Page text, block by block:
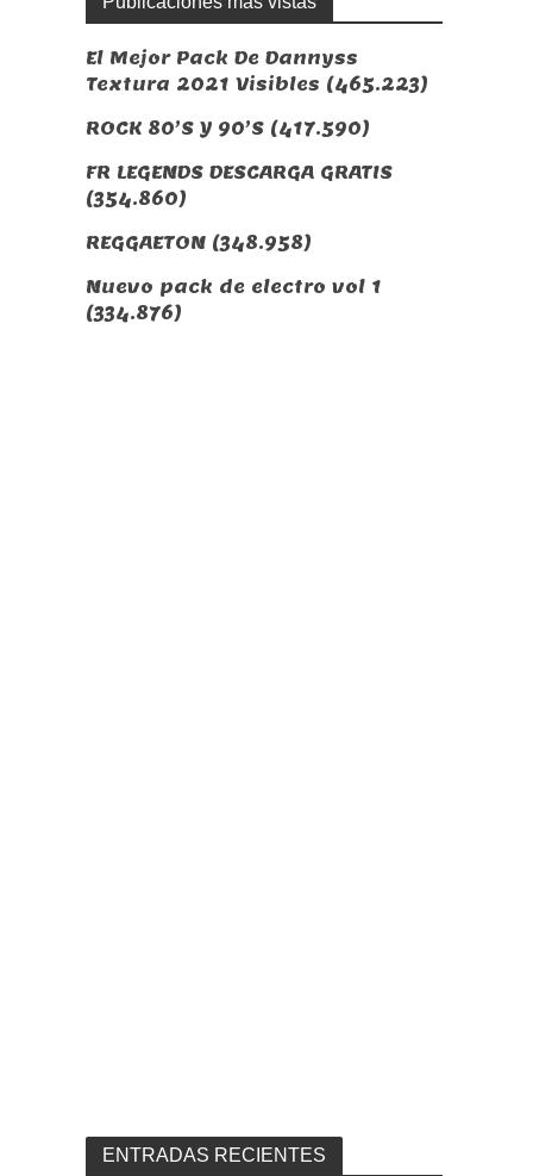
El Mejor Pack De Dannyss
Textura 2021 Visibles (465.223)
ROCK 80’S Y 90’S (417.590)
FR LEGENDS DESCARGA GRATIS
(354.860)
REGGAETON (348.958)
Nuevo pack de electro vol 1
(334.876)
ENTRADAS RECIENTES